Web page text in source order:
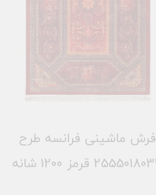
فرش ماشینی فرانسه طرح
قرمز 1200 شانه